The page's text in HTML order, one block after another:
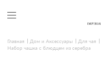
Главная Дом и Аксессуары Для чая
Набор чашка с блюдцем из серебра